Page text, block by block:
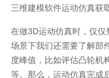
三维建模软件运动仿真获
在做3D运动仿真时，仅
场景下我们还需要了解部
度峰值，比如评估凸轮机
等。那么，运动仿真完成